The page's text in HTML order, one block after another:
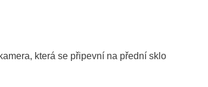
která se připevní na přední sklo